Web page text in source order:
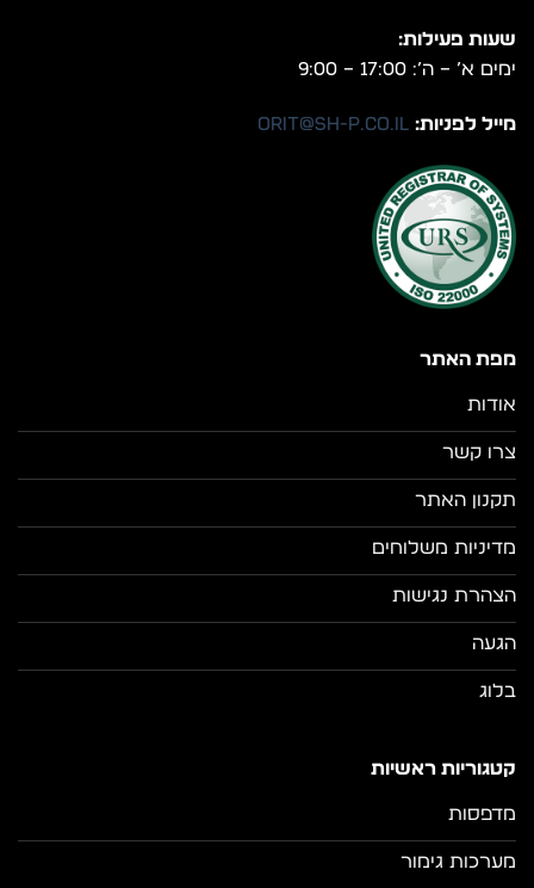
מפת האתר
אודות
צרו קשר
תקנון האתר
מדיניות משלוחים
הצהרת נגישות
הגעה
בלוג
קטגוריות ראשיות
מדפסות
מערכות גימור
שעות פעילות:
ימים א’ – ה’: 17:00 – 9:00
מייל לפניות: orit@sh-p.co.il